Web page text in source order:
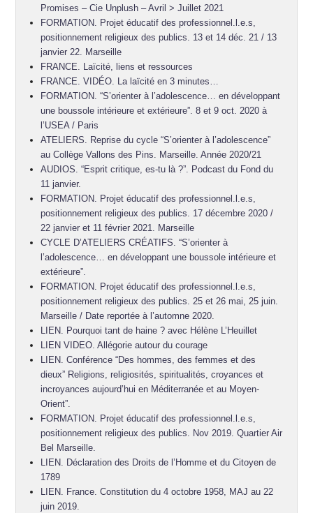
Promises – Cie Unplush – Avril > Juillet 2021
FORMATION. Projet éducatif des professionnel.l.e.s,
positionnement religieux des publics. 13 et 14 déc. 21 / 13
janvier 22. Marseille
FRANCE. Laïcité, liens et ressources
FRANCE. VIDÉO. La laïcité en 3 minutes…
FORMATION. “S’orienter à l’adolescence… en développant
une boussole intérieure et extérieure”. 8 et 9 oct. 2020 à
l’USEA / Paris
ATELIERS. Reprise du cycle “S’orienter à l’adolescence”
au Collège Vallons des Pins. Marseille. Année 2020/21
AUDIOS. “Esprit critique, es-tu là ?”. Podcast du Fond du
11 janvier.
FORMATION. Projet éducatif des professionnel.l.e.s,
positionnement religieux des publics. 17 décembre 2020 /
22 janvier et 11 février 2021. Marseille
CYCLE D’ATELIERS CRÉATIFS. “S’orienter à
l’adolescence… en développant une boussole intérieure et
extérieure”.
FORMATION. Projet éducatif des professionnel.l.e.s,
positionnement religieux des publics. 25 et 26 mai, 25 juin.
Marseille / Date reportée à l’automne 2020.
LIEN. Pourquoi tant de haine ? avec Hélène L’Heuillet
LIEN VIDEO. Allégorie autour du courage
LIEN. Conférence “Des hommes, des femmes et des
dieux” Religions, religiosités, spiritualités, croyances et
incroyances aujourd’hui en Méditerranée et au Moyen-
Orient”.
FORMATION. Projet éducatif des professionnel.l.e.s,
positionnement religieux des publics. Nov 2019. Quartier Air
Bel Marseille.
LIEN. Déclaration des Droits de l’Homme et du Citoyen de
1789
LIEN. France. Constitution du 4 octobre 1958, MAJ au 22
juin 2019.